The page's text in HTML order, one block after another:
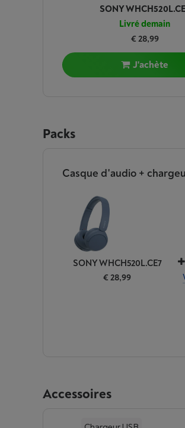
SONY
Livré demain
€ 28,99
J'achète
Packs
Casque d'audio +
SONY WHCH520L.CE7
€ 28,99
Accessoires